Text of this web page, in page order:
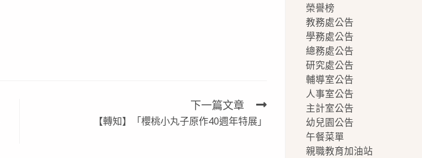
下一篇文章
【轉知】「櫻桃小丸子原作40週年特展」
榮譽榜
教務處公告
學務處公告
總務處公告
研究處公告
輔導室公告
人事室公告
主計室公告
幼兒園公告
午餐菜單
親職教育加油站